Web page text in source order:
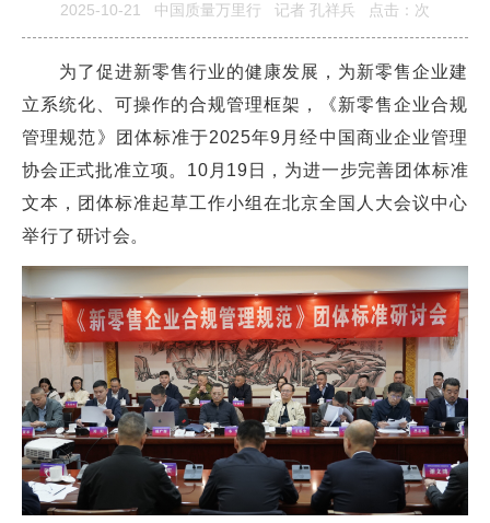
2025-10-21 中国质量万里行 记者 孔祥兵 点击： 次
为了促进新零售行业的健康发展，为新零售企业建
立系统化、可操作的合规管理框架，《新零售企业合规
管理规范》团体标准于2025年9月经中国商业企业管理
协会正式批准立项。10月19日，为进一步完善团体标准
文本，团体标准起草工作小组在北京全国人大会议中心
举行了研讨会。